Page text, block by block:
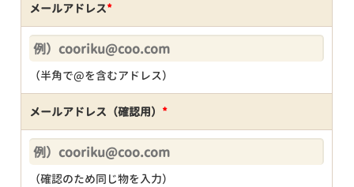
メールアドレス*
（半角で@を含むアドレス）
メールアドレス（確認用） *
（確認のため同じ物を入力）